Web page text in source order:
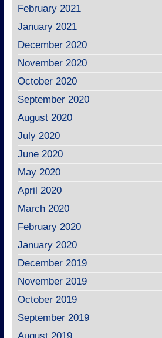
February 2021
January 2021
December 2020
November 2020
October 2020
September 2020
August 2020
July 2020
June 2020
May 2020
April 2020
March 2020
February 2020
January 2020
December 2019
November 2019
October 2019
September 2019
August 2019